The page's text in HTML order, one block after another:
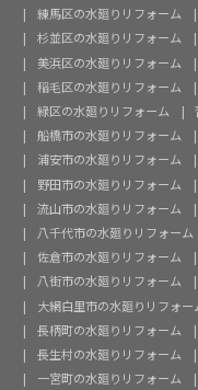
練馬区の水廻りリフォーム
杉並区の水廻りリフォーム
美浜区の水廻りリフォーム
稲毛区の水廻りリフォーム
緑区の水廻りリフォーム
船橋市の水廻りリフォーム
浦安市の水廻りリフォーム
野田市の水廻りリフォーム
流山市の水廻りリフォーム
八千代市の水廻りリフォーム
佐倉市の水廻りリフォーム
八街市の水廻りリフォーム
大網白里市の水廻りリフォー
長柄町の水廻りリフォーム
長生村の水廻りリフォーム
一宮町の水廻りリフォーム